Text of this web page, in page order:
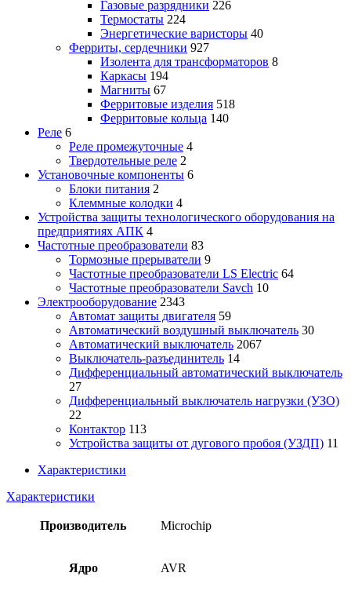
Газовые разрядники 226
Термостаты 224
Энергетические варисторы 40
Ферриты, сердечники 927
Изолента для трансформаторов 8
Каркасы 194
Магниты 67
Ферритовые изделия 518
Ферритовые кольца 140
Реле 6
Реле промежуточные 4
Твердотельные реле 2
Установочные компоненты 6
Блоки питания 2
Клеммные колодки 4
Устройства защиты технологического оборудования на
предприятиях АПК 4
Частотные преобразователи 83
Тормозные прерыватели 9
Частотные преобразователи LS Electric 64
Частотные преобразователи Savch 10
Электрооборудование 2343
Автомат защиты двигателя 59
Автоматический воздушный выключатель 30
Автоматический выключатель 2067
Выключатель-разъединитель 14
Дифференциальный автоматический выключатель
27
Дифференциальный выключатель нагрузки (УЗО)
22
Контактор 113
Устройства защиты от дугового пробоя (УЗДП) 11
Характеристики
Характеристики
Производитель Microchip
Ядро AVR